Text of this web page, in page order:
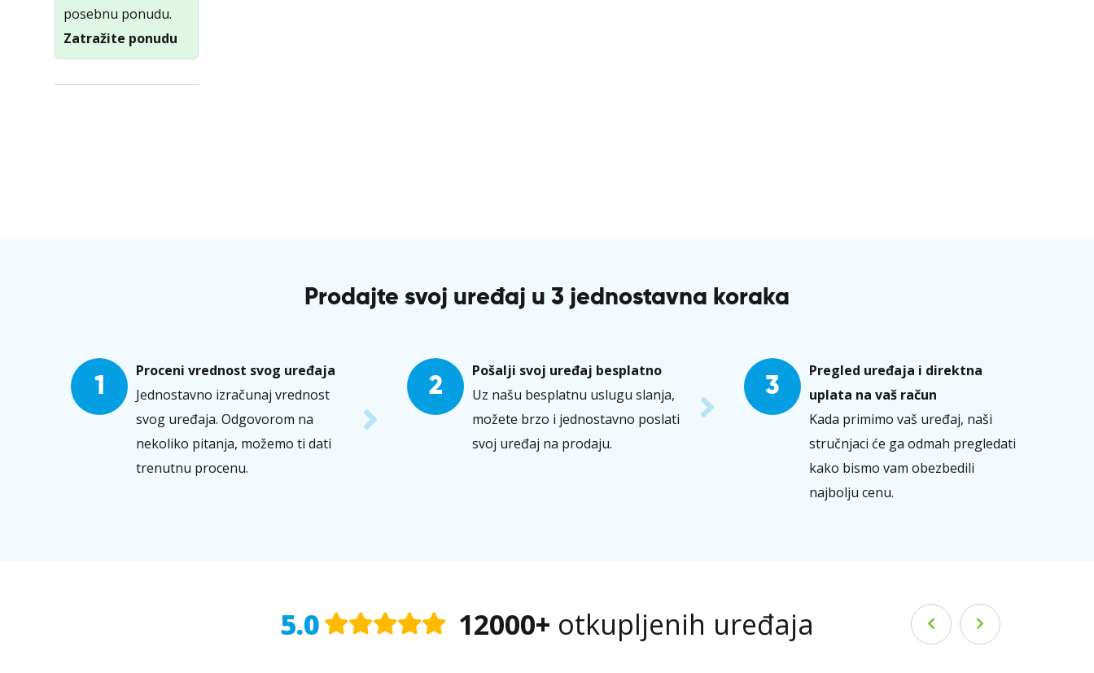
posebnu ponudu.
Zatražite ponudu
Prodajte svoj uređaj u 3 jednostavna koraka
1
Proceni vrednost svog uređaja
Jednostavno izračunaj vrednost
svog uređaja. Odgovorom na
nekoliko pitanja, možemo ti dati
trenutnu procenu.
2
Pošalji svoj uređaj besplatno
Uz našu besplatnu uslugu slanja,
možete brzo i jednostavno poslati
svoj uređaj na prodaju.
3
Pregled uređaja i direktna
uplata na vaš račun
Kada primimo vaš uređaj, naši
stručnjaci će ga odmah pregledati
kako bismo vam obezbedili
najbolju cenu.
5.0 12000+ otkupljenih uređaja